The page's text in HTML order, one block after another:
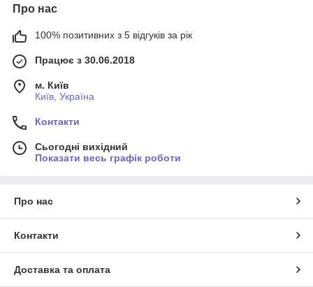
Про нас
100% позитивних з 5 відгуків за рік
Працює з 30.06.2018
м. Київ
Київ, Україна
Контакти
Сьогодні вихідний
Показати весь графік роботи
Про нас
Контакти
Доставка та оплата